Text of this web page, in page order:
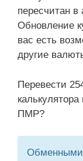
пересчитан
Обновление
вас есть
другие
Перевести
ПМР?
Обменными